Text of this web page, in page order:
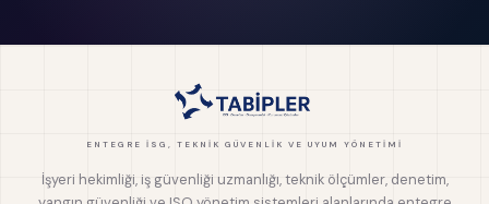
ENTEGRE İSG, TEKNIK GÜVENLIK VE UYUM YÖNETIMI
İşyeri hekimliği, iş güvenliği uzmanlığı, teknik ölçümler, denetim,